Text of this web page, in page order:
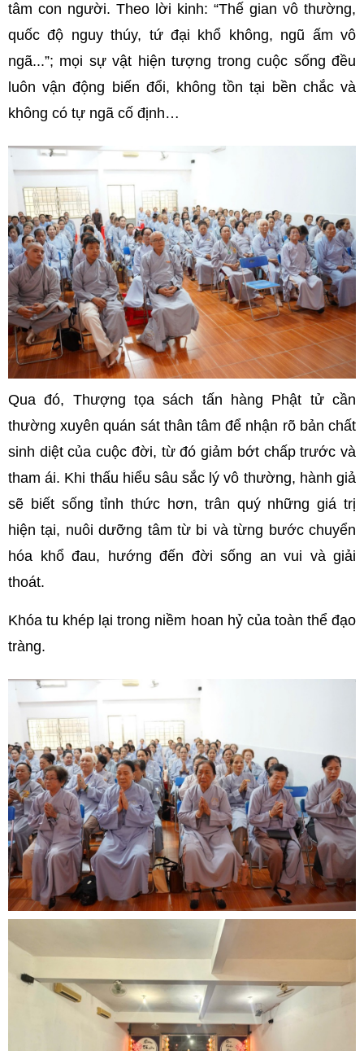
tâm con người. Theo lời kinh: “Thế gian vô thường,
quốc độ nguy thúy, tứ đại khổ không, ngũ ấm vô
ngã...”; mọi sự vật hiện tượng trong cuộc sống đều
luôn vận động biến đổi, không tồn tại bền chắc và
không có tự ngã cố định…
Qua đó, Thượng tọa sách tấn hàng Phật tử cần
thường xuyên quán sát thân tâm để nhận rõ bản chất
sinh diệt của cuộc đời, từ đó giảm bớt chấp trước và
tham ái. Khi thấu hiểu sâu sắc lý vô thường, hành giả
sẽ biết sống tỉnh thức hơn, trân quý những giá trị
hiện tại, nuôi dưỡng tâm từ bi và từng bước chuyển
hóa khổ đau, hướng đến đời sống an vui và giải
thoát.
Khóa tu khép lại trong niềm hoan hỷ của toàn thể đạo
tràng.